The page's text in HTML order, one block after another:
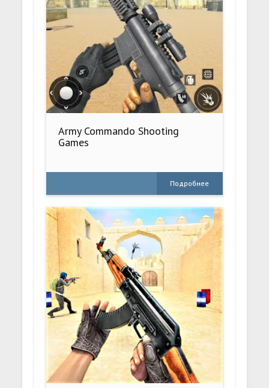
Army Commando Shooting
Games
Подробнее